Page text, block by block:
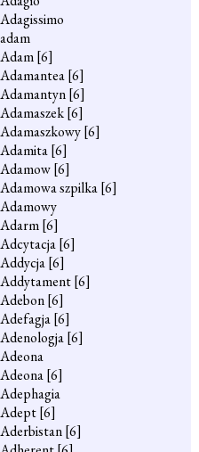
Adagissimo
adam
Adam[6]
Adamantea[6]
Adamantyn[6]
Adamaszek[6]
Adamaszkowy[6]
Adamita[6]
Adamow[6]
Adamowa szpilka[6]
Adamowy
Adarm[6]
Adcytacja[6]
Addycja[6]
Addytament[6]
Adebon[6]
Adefagja[6]
Adenologja[6]
Adeona
Adeona[6]
Adephagia
Adept[6]
Aderbistan[6]